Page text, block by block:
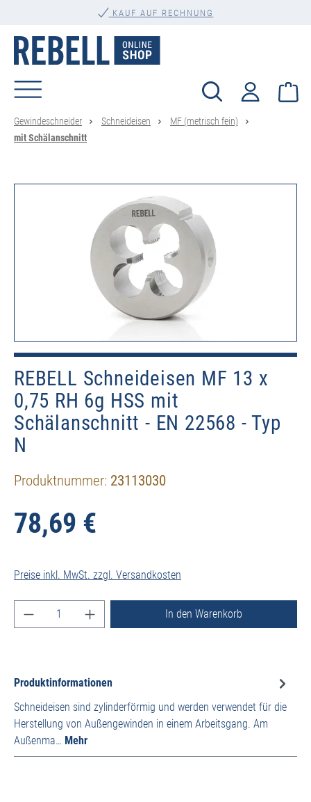
KAUF AUF RECHNUNG
Gewindeschneider Schneideisen
MF (metrisch fein)
mit Schälanschnitt
REBELL Schneideisen MF 13 x
0,75 RH 6g HSS mit
Schälanschnitt - EN 22568 - Typ
N
Produktnummer: 23113030
78,69 €
Preise inkl. MwSt. zzgl. Versandkosten
Produkt Anzahl: Gib den gewünschten Wert ein
In den Warenkorb
Produktinformationen
Schneideisen sind zylinderförmig und werden verwendet für die
Herstellung von Außengewinden in einem Arbeitsgang. Am
Außenma… Mehr